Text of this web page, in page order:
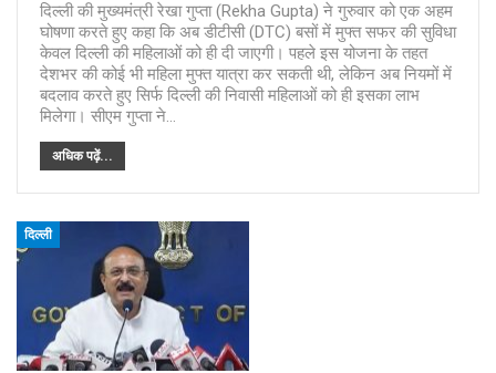
दिल्ली की मुख्यमंत्री रेखा गुप्ता (Rekha Gupta) ने गुरुवार को एक अहम
घोषणा करते हुए कहा कि अब डीटीसी (DTC) बसों में मुफ्त सफर की सुविधा
केवल दिल्ली की महिलाओं को ही दी जाएगी। पहले इस योजना के तहत
देशभर की कोई भी महिला मुफ्त यात्रा कर सकती थी, लेकिन अब नियमों में
बदलाव करते हुए सिर्फ दिल्ली की निवासी महिलाओं को ही इसका लाभ
मिलेगा। सीएम गुप्ता ने…
अधिक पढ़ें...
दिल्ली